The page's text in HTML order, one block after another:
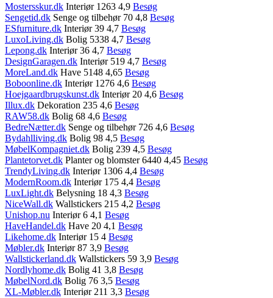
Mostersskur.dk Interiør 1263 4,9 Besøg
Sengetid.dk Senge og tilbehør 70 4,8 Besøg
ESfurniture.dk Interiør 39 4,7 Besøg
LuxoLiving.dk Bolig 5338 4,7 Besøg
Lepong.dk Interiør 36 4,7 Besøg
DesignGaragen.dk Interiør 519 4,7 Besøg
MoreLand.dk Have 5148 4,65 Besøg
Boboonline.dk Interiør 1276 4,6 Besøg
Hoejgaardbrugskunst.dk Interiør 20 4,6 Besøg
Illux.dk Dekoration 235 4,6 Besøg
RAW58.dk Bolig 68 4,6 Besøg
BedreNætter.dk Senge og tilbehør 726 4,6 Besøg
Bydahlliving.dk Bolig 98 4,5 Besøg
MøbelKompagniet.dk Bolig 239 4,5 Besøg
Plantetorvet.dk Planter og blomster 6440 4,45 Besøg
TrendyLiving.dk Interiør 1306 4,4 Besøg
ModernRoom.dk Interiør 175 4,4 Besøg
LuxLight.dk Belysning 18 4,3 Besøg
NiceWall.dk Wallstickers 215 4,2 Besøg
Unishop.nu Interiør 6 4,1 Besøg
HaveHandel.dk Have 20 4,1 Besøg
Likehome.dk Interiør 15 4 Besøg
Møbler.dk Interiør 87 3,9 Besøg
Wallstickerland.dk Wallstickers 59 3,9 Besøg
Nordlyhome.dk Bolig 41 3,8 Besøg
MøbelNord.dk Bolig 76 3,5 Besøg
XL-Møbler.dk Interiør 211 3,3 Besøg